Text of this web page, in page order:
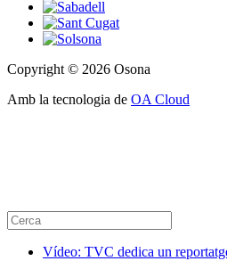
Copyright © 2026 Osona
Amb la tecnologia de OA Cloud
Vídeo: TVC dedica un